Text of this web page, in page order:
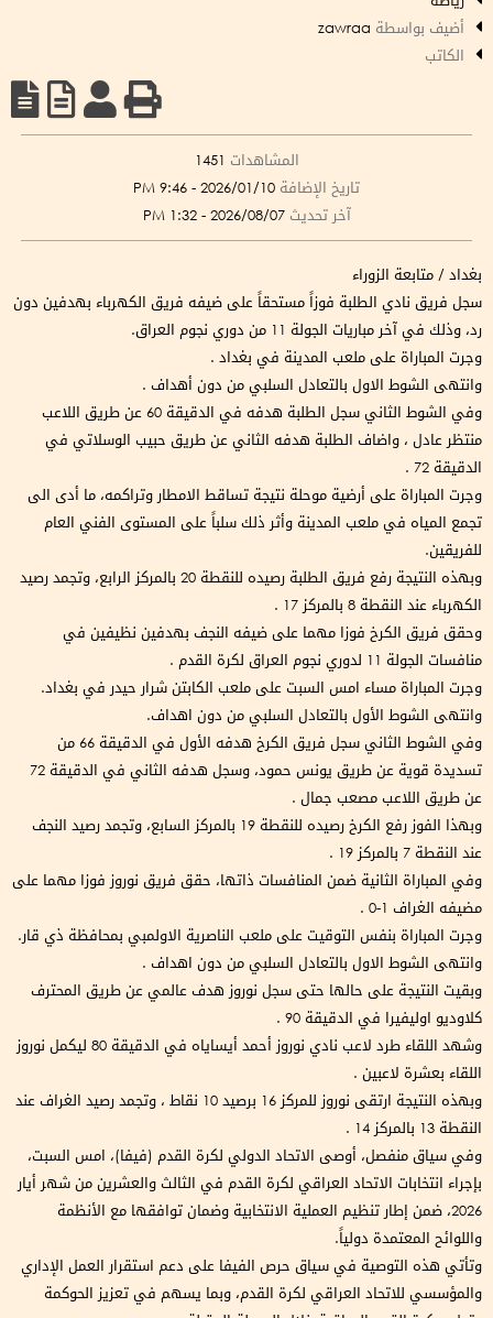
أضيف بواسطة
الكاتب
المشاهدات 1451
تاريخ الإضافة 2026/01/10 - 9:46 PM
آخر تحديث 2026/08/07 - 1:32 PM
بغداد / متابعة الزوراء
سجل فريق نادي الطلبة فوزاً مستحقاً على ضيفه فريق الكهرباء بهدفين دون
رد، وذلك في آخر مباريات الجولة 11 من دوري نجوم العراق.
وجرت المباراة على ملعب المدينة في بغداد .
وانتهى الشوط الاول بالتعادل السلبي من دون أهداف .
وفي الشوط الثاني سجل الطلبة هدفه في الدقيقة 60 عن طريق اللاعب
منتظر عادل ، واضاف الطلبة هدفه الثاني عن طريق حبيب الوسلاتي في
الدقيقة 72 .
وجرت المباراة على أرضية موحلة نتيجة تساقط الامطار وتراكمه، ما أدى الى
تجمع المياه في ملعب المدينة وأثر ذلك سلباً على المستوى الفني العام
للفريقين.
وبهذه النتيجة رفع فريق الطلبة رصيده للنقطة 20 بالمركز الرابع، وتجمد رصيد
الكهرباء عند النقطة 8 بالمركز 17 .
وحقق فريق الكرخ فوزا مهما على ضيفه النجف بهدفين نظيفين في
منافسات الجولة 11 لدوري نجوم العراق لكرة القدم .
وجرت المباراة مساء امس السبت على ملعب الكابتن شرار حيدر في بغداد.
وانتهى الشوط الأول بالتعادل السلبي من دون اهداف.
وفي الشوط الثاني سجل فريق الكرخ هدفه الأول في الدقيقة 66 من
تسديدة قوية عن طريق يونس حمود، وسجل هدفه الثاني في الدقيقة 72
عن طريق اللاعب مصعب جمال .
وبهذا الفوز رفع الكرخ رصيده للنقطة 19 بالمركز السابع، وتجمد رصيد النجف
عند النقطة 7 بالمركز 19 .
وفي المباراة الثانية ضمن المنافسات ذاتها، حقق فريق نوروز فوزا مهما على
مضيفه الغراف 1-0 .
وجرت المباراة بنفس التوقيت على ملعب الناصرية الاولمبي بمحافظة ذي قار.
وانتهى الشوط الاول بالتعادل السلبي من دون اهداف .
وبقيت النتيجة على حالها حتى سجل نوروز هدف عالمي عن طريق المحترف
كلاوديو اوليفيرا في الدقيقة 90 .
وشهد اللقاء طرد لاعب نادي نوروز أحمد أيساياه في الدقيقة 80 ليكمل نوروز
اللقاء بعشرة لاعبين .
وبهذه النتيجة ارتقى نوروز للمركز 16 برصيد 10 نقاط ، وتجمد رصيد الغراف عند
النقطة 13 بالمركز 14 .
وفي سياق منفصل، أوصى الاتحاد الدولي لكرة القدم (فيفا)، امس السبت،
بإجراء انتخابات الاتحاد العراقي لكرة القدم في الثالث والعشرين من شهر أيار
2026، ضمن إطار تنظيم العملية الانتخابية وضمان توافقها مع الأنظمة
واللوائح المعتمدة دولياً.
وتأتي هذه التوصية في سياق حرص الفيفا على دعم استقرار العمل الإداري
والمؤسسي للاتحاد العراقي لكرة القدم، وبما يسهم في تعزيز الحوكمة